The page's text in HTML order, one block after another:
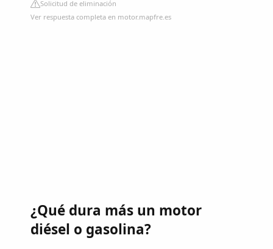
Solicitud de eliminación
Ver respuesta completa en motor.mapfre.es
¿Qué dura más un motor
diésel o gasolina?